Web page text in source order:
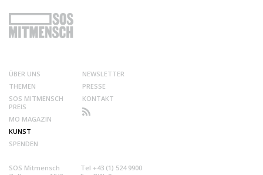
ÜBER UNS
THEMEN
SOS MITMENSCH
PREIS
MO MAGAZIN
KUNST
SPENDEN
NEWSLETTER
PRESSE
KONTAKT
SOS Mitmensch
Tel +43 (1) 524 9900